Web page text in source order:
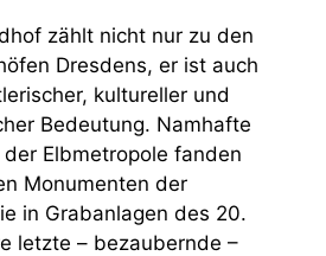
zählt nicht nur zu den
Dresdens, er ist auch
kultureller und
Bedeutung. Namhafte
Elbmetropole fanden
Monumenten der
in Grabanlagen des 20.
letzte – bezaubernde –